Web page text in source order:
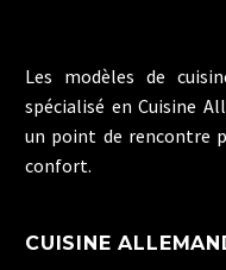
Les modèles de
spécialisé en Cuisine
un point de rencontre
confort.
CUISINE